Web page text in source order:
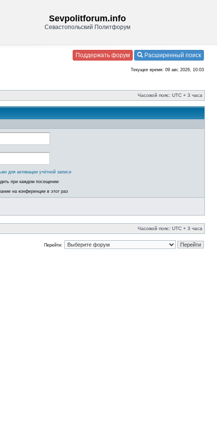
Sevpolitforum.info
Севастопольский Политфорум
Поддержать форум Расширенный поиск
Текущее время: 09 авг, 2026, 10:03
Часовой пояс: UTC + 3 часа
для активации учётной записи
при каждом посещении
на конференции в этот раз
Часовой пояс: UTC + 3 часа
Перейти: